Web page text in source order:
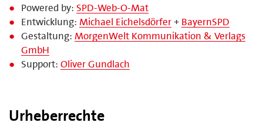
Powered by: SPD-Web-O-Mat
Entwicklung:Michael Eichelsdörfer+ BayernSPD
Gestaltung:MorgenWelt Kommunikation & Verlags
GmbH
Support:Oliver Gundlach
Urheberrechte